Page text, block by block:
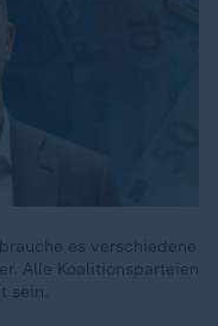
es verschiedene
Alle Koalitionsparteien
sein.